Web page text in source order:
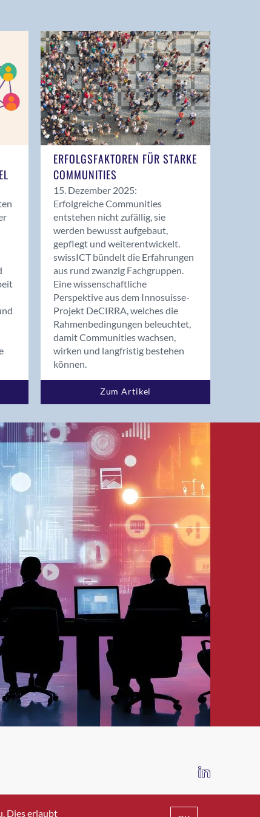
ERFOLGSFAKTOREN FÜR STARKE
COMMUNITIES
15. Dezember 2025:
Erfolgreiche Communities
entstehen nicht zufällig, sie
werden bewusst aufgebaut,
gepflegt und weiterentwickelt.
swissICT bündelt die Erfahrungen
aus rund zwanzig Fachgruppen.
Eine wissenschaftliche
Perspektive aus dem Innosuisse-
Projekt DeCIRRA, welches die
Rahmenbedingungen beleuchtet,
damit Communities wachsen,
wirken und langfristig bestehen
können.
Zum Artikel
IMPRESSUM DATENSCHUTZ AGB
Dies erlaubt